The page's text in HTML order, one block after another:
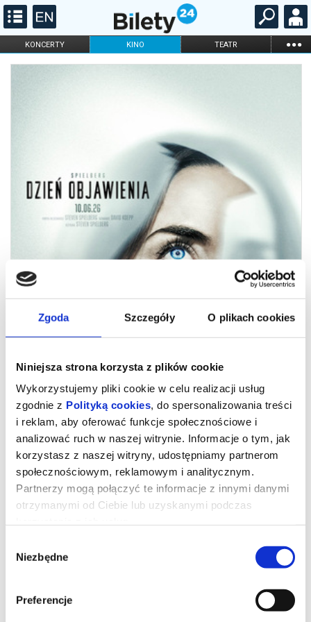
Zgoda Szczegóły O plikach cookies
Niniejsza strona korzysta z plików cookie
Wykorzystujemy pliki cookie w celu realizacji usług
zgodnie z Polityką cookies, do spersonalizowania treści
i reklam, aby oferować funkcje społecznościowe i
analizować ruch w naszej witrynie. Informacje o tym, jak
korzystasz z naszej witryny, udostępniamy partnerom
społecznościowym, reklamowym i analitycznym.
Partnerzy mogą połączyć te informacje z innymi danymi
otrzymanymi od Ciebie lub uzyskanymi podczas
zgody
Niezbędne
Preferencje
KONCERTY KINO TEATR ...
FILHARMONIA OPERA I BALET
Dzień Objawienia